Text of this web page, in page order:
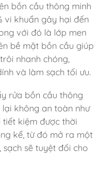
bồn cầu thông minh
vi khuẩn gây hại đến
với đó là lớp men
bề mặt bồn cầu giúp
nhanh chóng,
và làm sạch tối ưu.
rửa bồn cầu thông
không an toàn như
kiệm được thời
kể, từ đó mở ra một
sẽ tuyệt đối cho